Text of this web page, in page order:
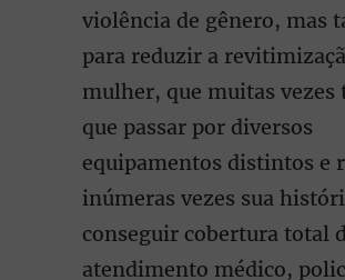
violência de gênero, mas
para reduzir a
mulher, que muitas vezes
que passar por diversos
equipamentos distintos e
inúmeras vezes sua
conseguir cobertura total
atendimento médico,